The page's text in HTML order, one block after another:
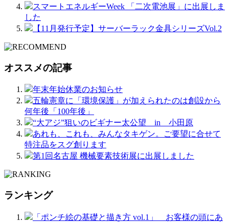
スマートエネルギーWeek 「二次電池展」に出展しま
した
【11月発行予定】サーバーラック金具シリーズVol.2
オススメの記事
年末年始休業のお知らせ
五輪憲章に「環境保護」が加えられたのは創設から
何年後「100年後」
“大アジ”狙いのビギナー太公望 in 小田原
あれも、これも、みんなタキゲン。ご要望に合せて
特注品をスグ創ります
第1回名古屋 機械要素技術展に出展しました
ランキング
「ポンチ絵の基礎と描き方 vol.1」 お客様の頭にあ